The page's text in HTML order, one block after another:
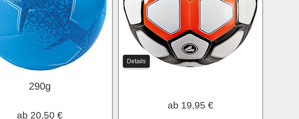
290g
ab 20,50 €
Details
ab 19,95 €